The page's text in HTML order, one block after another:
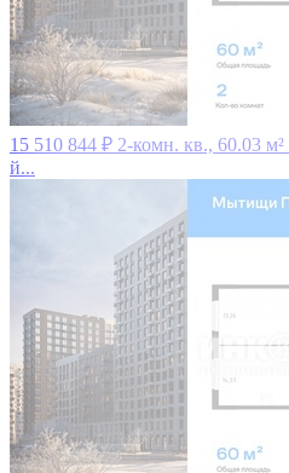
15 510 844 ₽ 2-комн. кв., 60.03 м²
й...